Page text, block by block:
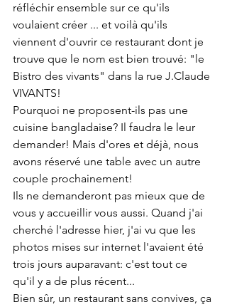
réfléchir ensemble sur ce qu'ils
voulaient créer ... et voilà qu'ils
viennent d'ouvrir ce restaurant dont je
trouve que le nom est bien trouvé: "le
Bistro des vivants" dans la rue J.Claude
VIVANTS!
Pourquoi ne proposent-ils pas une
cuisine bangladaise? Il faudra le leur
demander! Mais d'ores et déjà, nous
avons réservé une table avec un autre
couple prochainement!
Ils ne demanderont pas mieux que de
vous y accueillir vous aussi. Quand j'ai
cherché l'adresse hier, j'ai vu que les
photos mises sur internet l'avaient été
trois jours auparavant: c'est tout ce
qu'il y a de plus récent...
Bien sûr, un restaurant sans convives, ça